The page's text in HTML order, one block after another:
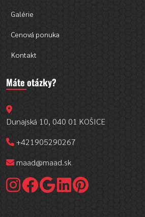
Galérie
Cenová ponuka
Kontakt
Máte otázky?
Dunajská 10, 040 01 KOŠICE
+421905290267
maad@maad.sk